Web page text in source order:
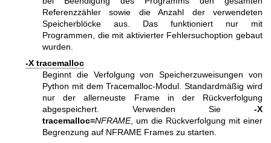
Referenzzähler sowie die Anzahl der verwendeten
Speicherblöcke aus. Das funktioniert nur mit
Programmen, die mit aktivierter Fehlersuchoption gebaut
wurden.
-X tracemalloc
Beginnt die Verfolgung von Speicherzuweisungen von
Python mit dem Tracemalloc-Modul. Standardmäßig wird
nur der allerneuste Frame in der Rückverfolgung
abgespeichert. Verwenden Sie -X
tracemalloc=NFRAME, um die Rückverfolgung mit einer
Begrenzung auf NFRAME Frames zu starten.